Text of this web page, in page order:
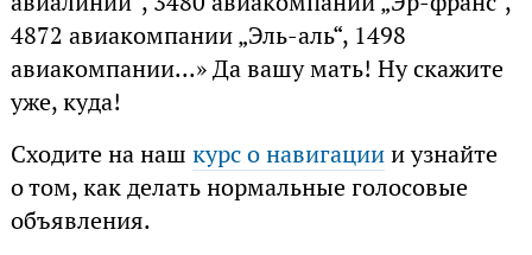
4872 авиакомпании „Эль-аль“, 1498
авиакомпании...» Да вашу мать! Ну скажите
уже, куда!
Сходите на наш курс о навигациии узнайте
о том, как делать нормальные голосовые
объявления.